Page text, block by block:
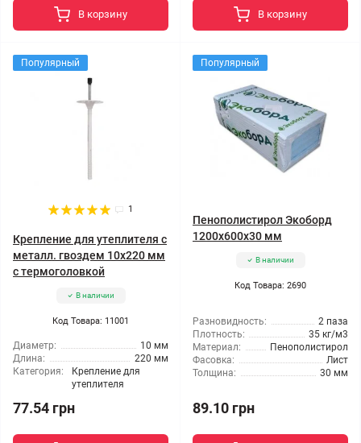
В корзину В корзину
Популярный
1
Крепление для утеплителя с
металл. гвоздем 10x220 мм
с термоголовкой
В наличии
Код Товара: 11001
Диаметр:
10 мм
Длина:
220 мм
Категория:
Крепление для
утеплителя
77.54 грн
Популярный
Пенополистирол Экоборд
1200x600x30 мм
В наличии
Код Товара: 2690
Разновидность:
2 паза
Плотность:
35 кг/м3
Материал:
Пенополистирол
Фасовка:
Лист
Толщина:
30 мм
89.10 грн